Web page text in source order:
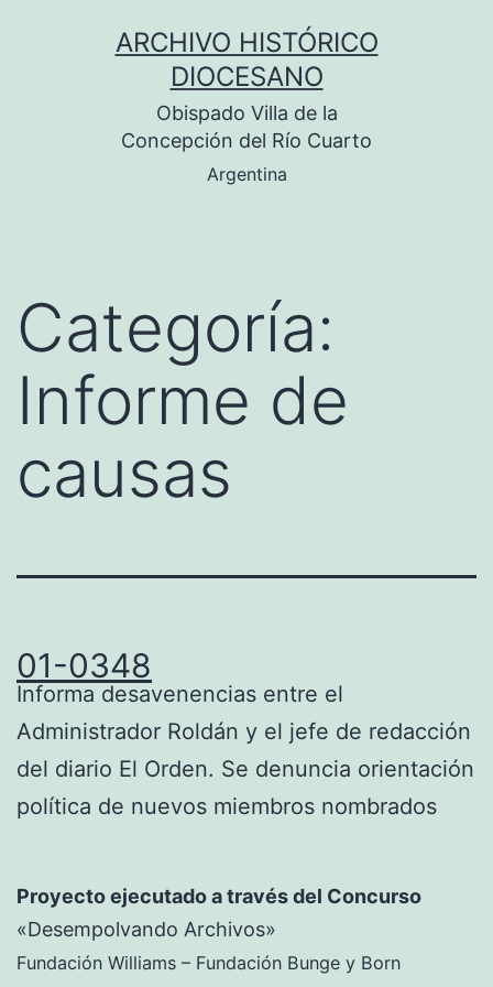
ARCHIVO HISTÓRICO
DIOCESANO
Obispado Villa de la
Concepción del Río Cuarto
Argentina
Categoría:
Informe de
causas
01-0348
Informa desavenencias entre el
Administrador Roldán y el jefe de redacción
del diario El Orden. Se denuncia orientación
política de nuevos miembros nombrados
Proyecto ejecutado a través del Concurso
«Desempolvando Archivos»
Fundación Williams – Fundación Bunge y Born